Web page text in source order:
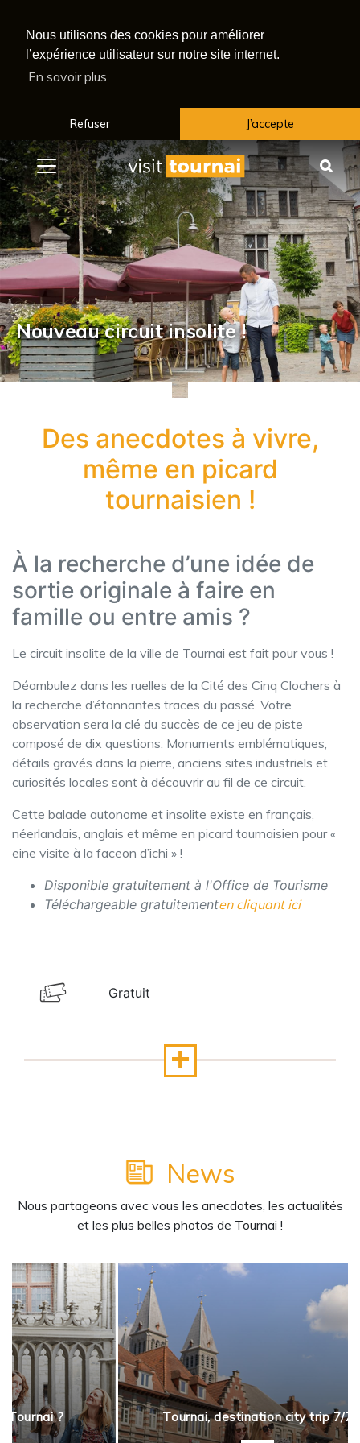
Nous utilisons des cookies pour améliorer
l’expérience utilisateur sur notre site internet.
En savoir plus
Refuser J’accepte
Nouveau circuit insolite !
Menu
Des anecdotes à vivre,
même en picard
tournaisien !
À la recherche d’une idée de
sortie originale à faire en
famille ou entre amis ?
Le circuit insolite de la ville de Tournai est fait pour vous !
Déambulez dans les ruelles de la Cité des Cinq Clochers à
la recherche d’étonnantes traces du passé. Votre
observation sera la clé du succès de ce jeu de piste
composé de dix questions. Monuments emblématiques,
détails gravés dans la pierre, anciens sites industriels et
curiosités locales sont à découvrir au fil de ce circuit.
Cette balade autonome et insolite existe en français,
néerlandais, anglais et même en picard tournaisien pour «
eine visite à la faceon d’ichi » !
Disponible gratuitement à l'Office de Tourisme
Téléchargeable gratuitementen cliquant ici
Gratuit
News
Nous partageons avec vous les anecdotes, les actualités
et les plus belles photos de Tournai !
Tournai ? Tournai, destination city trip 7/7